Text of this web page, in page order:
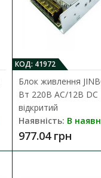
КОД: 41972
Блок живлення
Вт 220В AC/12В DC
відкритий
Наявність: В
977.04 грн